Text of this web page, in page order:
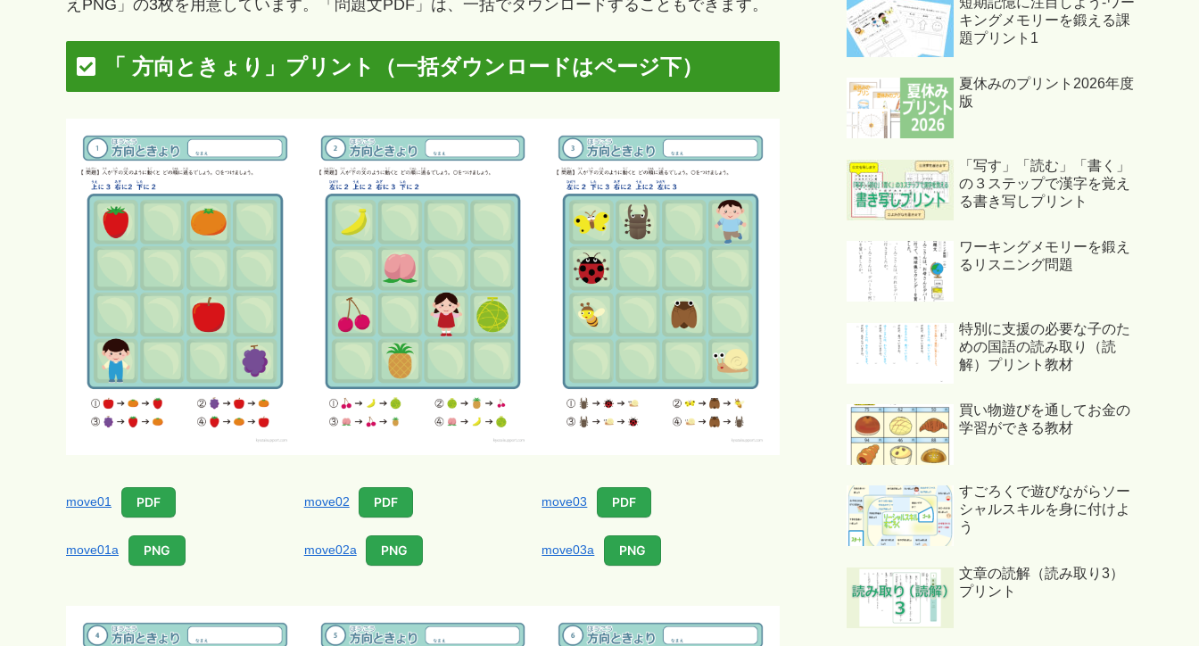
えPNG」の3枚を用意しています。「問題文PDF」は、一括でダウンロードすることもできます。
「 方向ときょり」プリント（一括ダウンロードはページ下）
move01 PDF
move01a PNG
move02 PDF
move02a PNG
move03 PDF
move03a PNG
キングメモリーを鍛える課
題プリント1
夏休みのプリント2026年度
版
「写す」「読む」「書く」
の３ステップで漢字を覚え
る書き写しプリント
ワーキングメモリーを鍛え
るリスニング問題
特別に支援の必要な子のた
めの国語の読み取り（読
解）プリント教材
買い物遊びを通してお金の
学習ができる教材
すごろくで遊びながらソー
シャルスキルを身に付けよ
う
文章の読解（読み取り3）
プリント